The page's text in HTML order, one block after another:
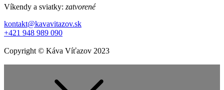
Víkendy a sviatky: zatvorené
kontakt@kavavitazov.sk
+421 948 989 090
Copyright © Káva Víťazov 2023